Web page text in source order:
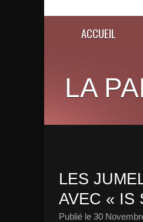
ACCUEIL
LA
LES
AVEC « IS
Publié le 30